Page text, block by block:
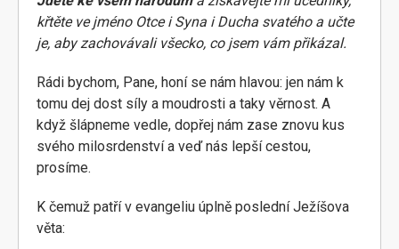
křtěte ve jméno Otce i Syna i Ducha svatého a učte
je, aby zachovávali všecko, co jsem vám přikázal.
Rádi bychom, Pane, honí se nám hlavou: jen nám k
tomu dej dost síly a moudrosti a taky věrnost. A
když šlápneme vedle, dopřej nám zase znovu kus
svého milosrdenství a veď nás lepší cestou,
prosíme.
K čemuž patří v evangeliu úplně poslední Ježíšova
věta: